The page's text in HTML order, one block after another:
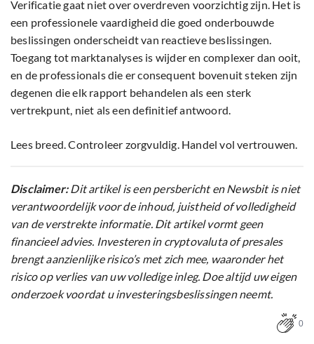
Verificatie gaat niet over overdreven voorzichtig zijn. Het is
een professionele vaardigheid die goed onderbouwde
beslissingen onderscheidt van reactieve beslissingen.
Toegang tot marktanalyses is wijder en complexer dan ooit,
en de professionals die er consequent bovenuit steken zijn
degenen die elk rapport behandelen als een sterk
vertrekpunt, niet als een definitief antwoord.
Lees breed. Controleer zorgvuldig. Handel vol vertrouwen.
Disclaimer:Dit artikel is een persbericht en Newsbit is niet
verantwoordelijk voor de inhoud, juistheid of volledigheid
van de verstrekte informatie. Dit artikel vormt geen
financieel advies. Investeren in cryptovaluta of presales
brengt aanzienlijke risico’s met zich mee, waaronder het
risico op verlies van uw volledige inleg. Doe altijd uw eigen
onderzoek voordat u investeringsbeslissingen neemt.
0